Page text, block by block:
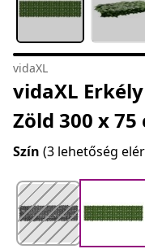
vidaXL
vidaXL
Zöld 300 x 75
Szín (3 lehetőség